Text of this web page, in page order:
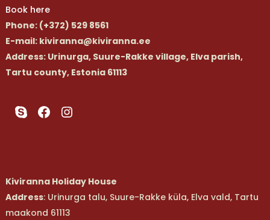
Book here
Phone: (+372) 529 8561
E-mail: kiviranna@kiviranna.ee
Address: Urinurga, Suure-Rakke village, Elva parish,
Tartu county, Estonia 61113
SkypeFacebook
Instagram
Kiviranna Holiday House
Address: Urinurga talu, Suure-Rakke küla, Elva vald, Tartu
maakond 61113